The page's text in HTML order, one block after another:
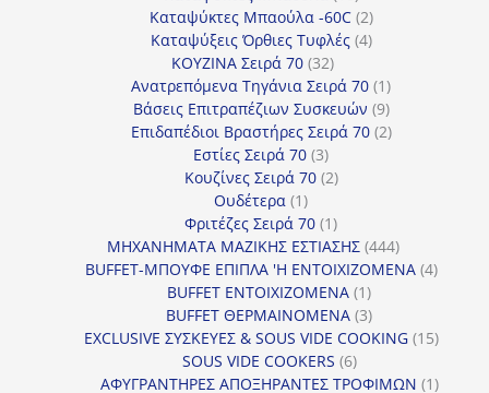
προϊόντα
Καταψύκτες Μπαούλα -60C 22
προϊόντα
Καταψύξεις Όρθιες Τυφλές 44
ΚΟΥΖΙΝΑ Σειρά 70 3232
προϊόντα
Ανατρεπόμενα Τηγάνια Σειρά 70 11
προϊόν
Βάσεις Επιτραπέζιων Συσκευών 99
προϊόντα
Επιδαπέδιοι Βραστήρες Σειρά 70 22
Εστίες Σειρά 70 33
προϊόντα
Κουζίνες Σειρά 70 22
Ουδέτερα 11
προϊόν
Φριτέζες Σειρά 70 11
προϊόν
ΜΗΧΑΝΗΜΑΤΑ ΜΑΖΙΚΗΣ ΕΣΤΙΑΣΗΣ 444444
προϊόντα
BUFFET-ΜΠΟΥΦΕ ΕΠΙΠΛΑ 'Η ΕΝΤΟΙΧΙΖΟΜΕΝΑ 44
BUFFET ΕΝΤΟΙΧΙΖΟΜΕΝΑ 11
προϊόν
BUFFET ΘΕΡΜΑΙΝΟΜΕΝΑ 33
προϊόντα
EXCLUSIVE ΣΥΣΚΕΥΕΣ & SOUS VIDE COOKING 1515
SOUS VIDE COOKERS 66
προϊόντα
ΑΦΥΓΡΑΝΤΗΡΕΣ ΑΠΟΞΗΡΑΝΤΕΣ ΤΡΟΦΙΜΩΝ 11